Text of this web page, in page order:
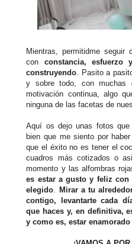
Mientras, permitidme seguir
con constancia,
construyendo . Pasito a
y sobre todo, con muchas
motivación continua, algo
ninguna de las facetas de
Aquí os dejo unas fotos
bien que me siento por
que el éxito no es tener el
cuadros más cotizados o
momento y las alfombras
es estar a gusto y feliz
elegido
Mirar a tu
contigo, levantarte cada
que haces y, en definitiva,
y como es, estar